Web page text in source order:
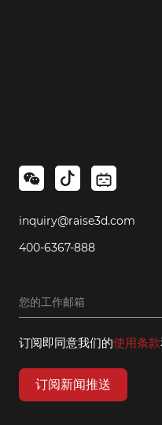
inquiry@raise3d.com
400-6367-888
订阅即同意我们的使用条款
订阅新闻推送